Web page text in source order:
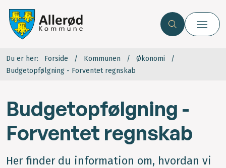
Du er her: Forside Kommunen
Økonomi
Budgetopfølgning - Forventet regnskab
Budgetopfølgning -
Forventet regnskab
Her finder du information om, hvordan vi